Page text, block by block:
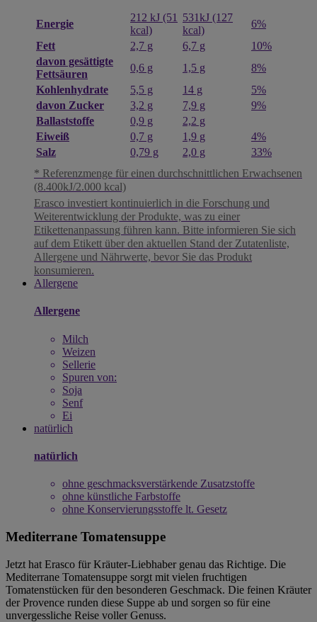
Energie
212 kJ (51
kcal)
531kJ (127
kcal)
6%
Fett
2,7 g 6,7 g
10%
davon gesättigte
Fettsäuren
0,6 g 1,5 g
8%
Kohlenhydrate
5,5 g 14 g
5%
davon Zucker
3,2 g 7,9 g
9%
Ballaststoffe
0,9 g
2,2 g
Eiweiß
0,7 g 1,9 g
4%
Salz
0,79 g 2,0 g
33%
* Referenzmenge für einen durchschnittlichen Erwachsenen
(8.400kJ/2.000 kcal)
Erasco investiert kontinuierlich in die Forschung und
Weiterentwicklung der Produkte, was zu einer
Etikettenanpassung führen kann. Bitte informieren Sie sich
auf dem Etikett über den aktuellen Stand der Zutatenliste,
Allergene und Nährwerte, bevor Sie das Produkt
konsumieren.
Allergene
Allergene
Milch
Weizen
Sellerie
Spuren von:
Soja
Senf
Ei
natürlich
natürlich
ohne geschmacksverstärkende Zusatzstoffe
ohne künstliche Farbstoffe
ohne Konservierungsstoffe lt. Gesetz
Mediterrane Tomatensuppe
Jetzt hat Erasco für Kräuter-Liebhaber genau das Richtige. Die
Mediterrane Tomatensuppe sorgt mit vielen fruchtigen
Tomatenstücken für den besonderen Geschmack. Die feinen Kräuter
der Provence runden diese Suppe ab und sorgen so für eine
unvergessliche Reise voller Genuss.